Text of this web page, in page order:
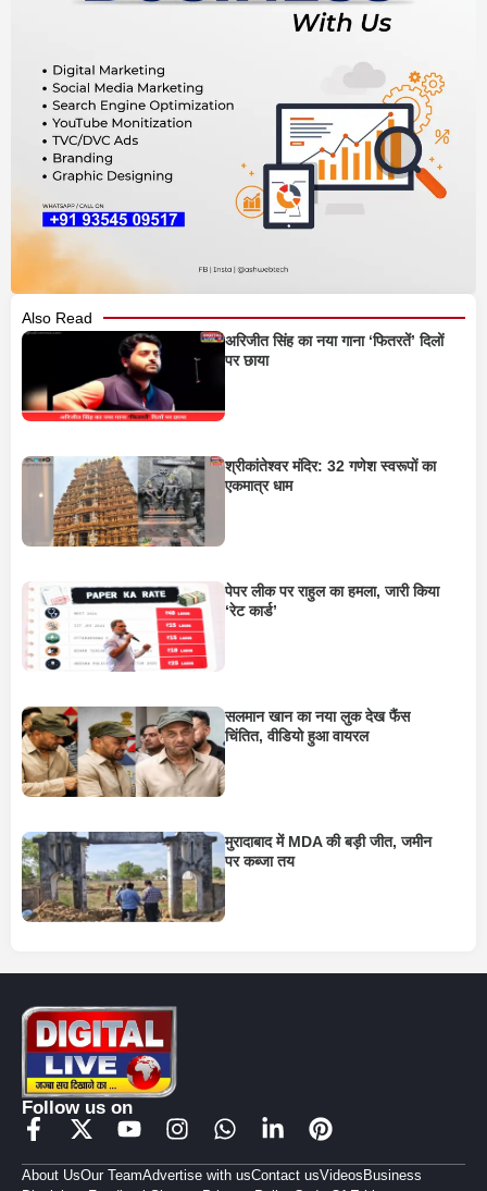
Also Read
अरिजीत सिंह का नया गाना ‘फितरतें’ दिलों
पर छाया
श्रीकांतेश्वर मंदिर: 32 गणेश स्वरूपों का
एकमात्र धाम
पेपर लीक पर राहुल का हमला, जारी किया
‘रेट कार्ड’
सलमान खान का नया लुक देख फैंस
चिंतित, वीडियो हुआ वायरल
मुरादाबाद में MDA की बड़ी जीत, जमीन
पर कब्जा तय
Follow us on
About UsOur TeamAdvertise with usContact usVideos Business